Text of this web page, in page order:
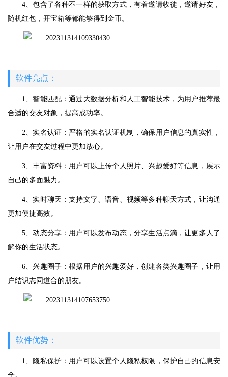
4、包含了各种不一样的获取方式，有着邀请收徒，邀请好友，
随机红包，开宝箱等都能够得到金币。
软件亮点：
1、智能匹配：通过大数据分析和人工智能技术，为用户推荐最
合适的交友对象，提高成功率。
2、实名认证：严格的实名认证机制，确保用户信息的真实性，
让用户在交友过程中更加放心。
3、丰富资料：用户可以上传个人照片、兴趣爱好等信息，展示
自己的多面魅力。
4、实时聊天：支持文字、语音、视频等多种聊天方式，让沟通
更加便捷高效。
5、动态分享：用户可以发布动态，分享生活点滴，让更多人了
解你的生活状态。
6、兴趣圈子：根据用户的兴趣爱好，创建各类兴趣圈子，让用
户结识志同道合的朋友。
软件优势：
1、隐私保护：用户可以设置个人隐私权限，保护自己的信息安
全。